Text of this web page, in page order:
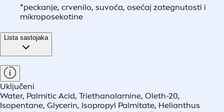
*peckanje, crvenilo, suvoća, osećaj zategnutosti i
mikroposekotine
Lista sastojaka
Uključeni
Water, Palmitic Acid, Triethanolamine, Oleth-20,
Isopentane, Glycerin, Isopropyl Palmitate, Helianthus